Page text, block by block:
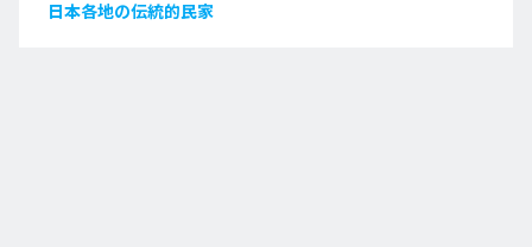
日本各地の伝統的民家